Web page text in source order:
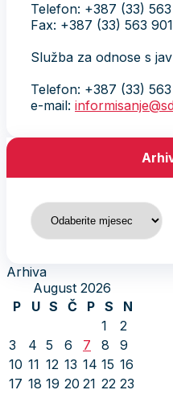
Telefon: +387 (33)
Fax: +387 (33) 563 901
Služba za odnose s
Telefon: +387 (33)
e-mail:
Arhiva
Arhiva
August 2026
P
U S Č P S
N
1
2
3
4 5 6 7 8
9
10 11 12 13 14 15 16
17 18 19 20 21 22 23